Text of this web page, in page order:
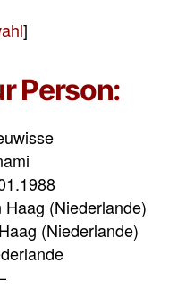
]
Person:
Haag (Niederlande)
(Niederlande)